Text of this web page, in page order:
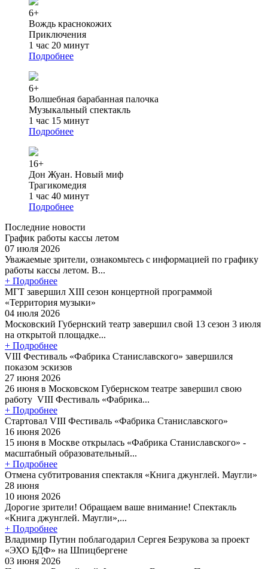
6+
Вождь краснокожих
Приключения
1 час 20 минут
Подробнее
6+
Волшебная барабанная палочка
Музыкальный спектакль
1 час 15 минут
Подробнее
16+
Дон Жуан. Новый миф
Трагикомедия
1 час 40 минут
Подробнее
Последние новости
График работы кассы летом
07 июля 2026
Уважаемые зрители, ознакомьтесь с информацией по графику
работы кассы летом. В...
+ Подробнее
МГТ завершил XIII сезон концертной программой
«Территория музыки»
04 июля 2026
Московский Губернский театр завершил свой 13 сезон 3 июля
на открытой площадке...
+ Подробнее
VIII Фестиваль «Фабрика Станиславского» завершился
показом эскизов
27 июня 2026
26 июня в Московском Губернском театре завершил свою
работу VIII Фестиваль «Фабрика...
+ Подробнее
Стартовал VIII Фестиваль «Фабрика Станиславского»
16 июня 2026
15 июня в Москве открылась «Фабрика Станиславского» -
масштабный образовательный...
+ Подробнее
Отмена субтитрования спектакля «Книга джунглей. Маугли»
28 июня
10 июня 2026
Дорогие зрители! Обращаем ваше внимание! Спектакль
«Книга джунглей. Маугли»,...
+ Подробнее
Владимир Путин поблагодарил Сергея Безрукова за проект
«ЭХО БДФ» на Шпицбергене
03 июня 2026